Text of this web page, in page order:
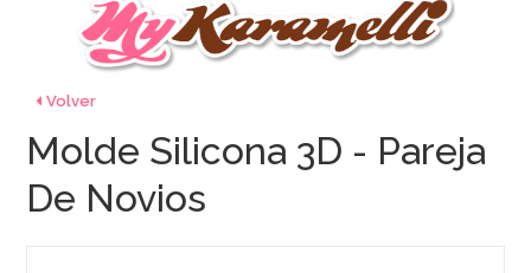
Volver
Molde Silicona 3D - Pareja
De Novios